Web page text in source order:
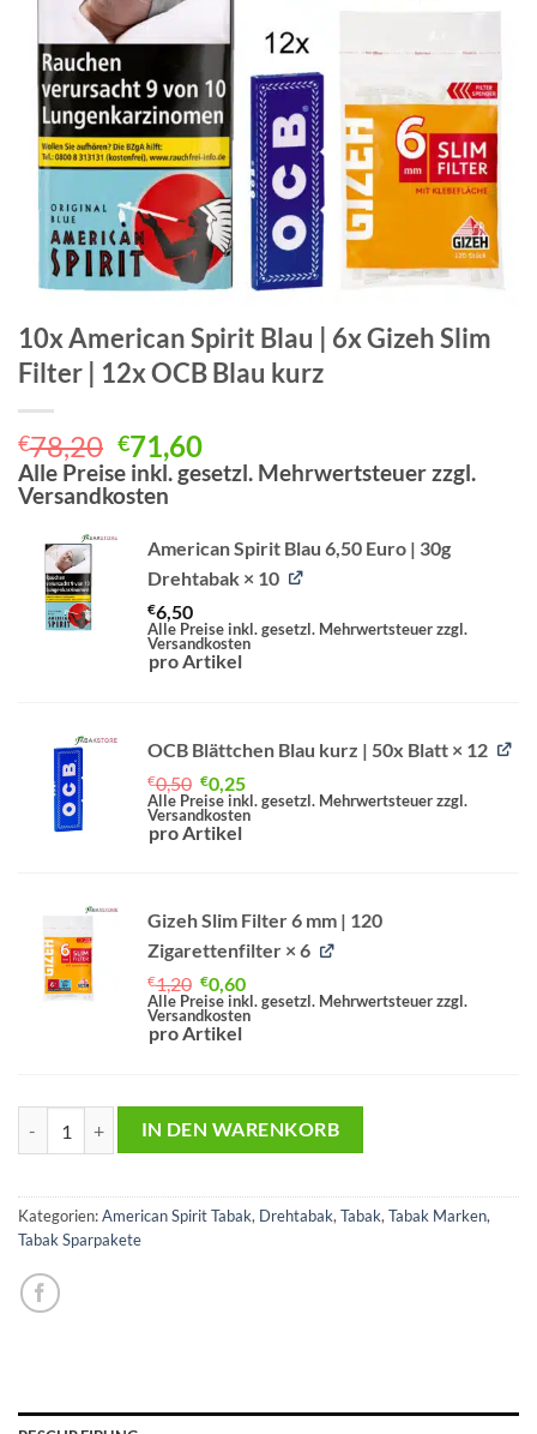
10x American Spirit Blau | 6x Gizeh Slim
Filter | 12x OCB Blau kurz
€78,20 Ursprünglicher
Preis
war:
€78,20
€71,60Aktueller
Preis
Alle Preise inkl. gesetzl. Mehrwertsteuer zzgl.
Versandkosten
American Spirit Blau 6,50 Euro | 30g
Drehtabak× 10
€6,50
Alle Preise inkl. gesetzl. Mehrwertsteuer zzgl.
Versandkosten
pro Artikel
OCB Blättchen Blau kurz | 50x Blatt× 12
€0,50 Ursprünglicher
Preis
war:
€0,50
€0,25Aktueller
Preis
ist:
Alle Preise inkl. gesetzl. Mehrwertsteuer zzgl.
Versandkosten
pro Artikel
Gizeh Slim Filter 6 mm | 120
Zigarettenfilter× 6
€1,20 Ursprünglicher
Preis
war:
€1,20
€0,60Aktueller
Preis
ist:
Alle Preise inkl. gesetzl. Mehrwertsteuer zzgl.
Versandkosten
pro Artikel
10x American Spirit Blau | 6x Gizeh Slim Filter | 12x OCB Blau kurz
IN DEN WARENKORB
Kategorien:American Spirit Tabak, Drehtabak,Tabak,Tabak Marken,
Tabak Sparpakete